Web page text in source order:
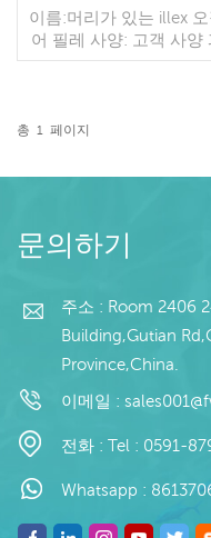
이름:머리가 있는 illex 오
어 필레 사양: 고객 사양
정: 장 글레이징: IQF
매 모델: 도매/수출 최소.
트 컨테이너 지불: 보자
20일 이내 원산지: 중국
랜드: 푸 왕 행
총 1 페이지
문의하기
주소 : Room 2406
Building,Gutian
Province,China.
이메일 :
전화 : Tel : 0591-
Whatsapp :